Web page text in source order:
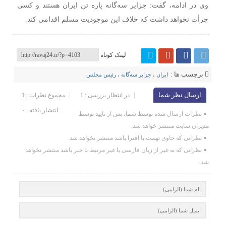
وی در ادامه، گفت: جزایر سه‌گانه پاره تن ایران هستند و کسی
جرأت نخواهد داشت که خلاف این موجودیت مسلم اقدامی کند.
لینک کوتاه
برچسب ها : ایران ، جزایر سه‌گانه ،رئیس مجلس
ارسال نظر شما مجموع نظرات : 1 در انتظار بررسی : 1
انتشار یافته : ۰
نظرات ارسال شده توسط شما، پس از تایید توسط
مدیران سایت منتشر خواهد شد.
نظراتی که حاوی تهمت یا افترا باشد منتشر نخواهد شد.
نظراتی که به غیر از زبان فارسی یا غیر مرتبط با خبر باشد منتشر نخواهد
شد.